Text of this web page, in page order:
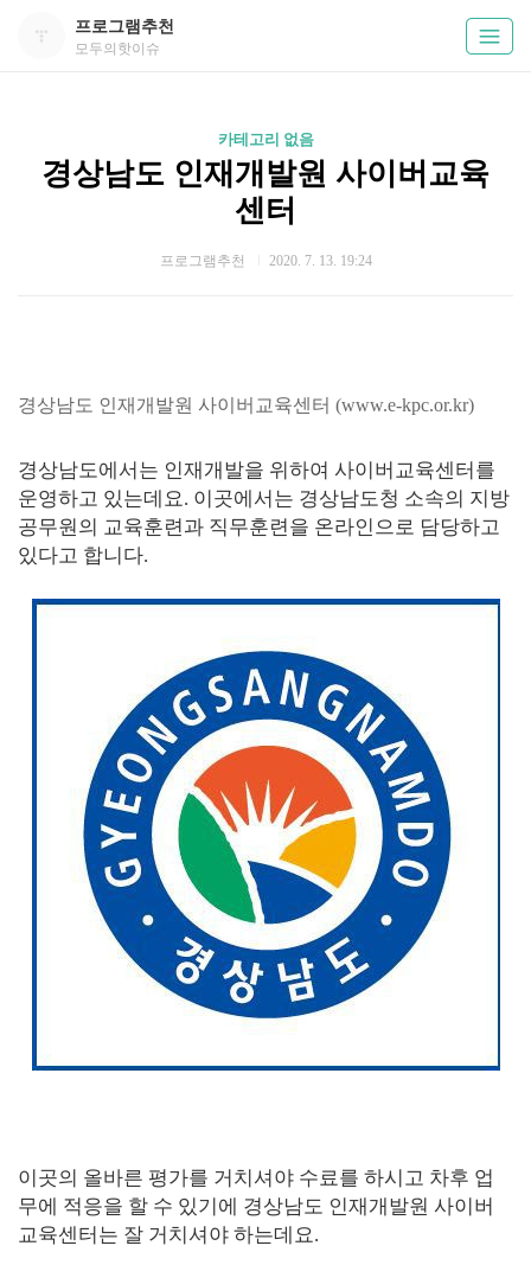
프로그램추천
모두의핫이슈
카테고리 없음
경상남도 인재개발원 사이버교육
센터
프로그램추천 2020. 7. 13. 19:24
경상남도 인재개발원 사이버교육센터 (www.e-kpc.or.kr)
경상남도에서는 인재개발을 위하여 사이버교육센터를
운영하고 있는데요. 이곳에서는 경상남도청 소속의 지방
공무원의 교육훈련과 직무훈련을 온라인으로 담당하고
있다고 합니다.
이곳의 올바른 평가를 거치셔야 수료를 하시고 차후 업
무에 적응을 할 수 있기에 경상남도 인재개발원 사이버
교육센터는 잘 거치셔야 하는데요.